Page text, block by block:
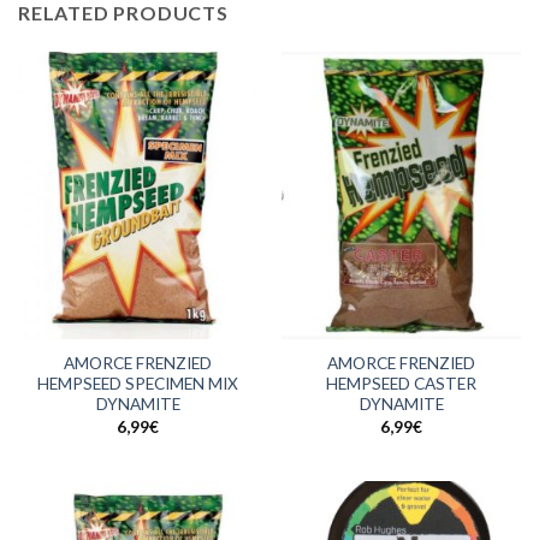
RELATED PRODUCTS
AMORCE FRENZIED
HEMPSEED SPECIMEN MIX
DYNAMITE
6,99€
AMORCE FRENZIED
HEMPSEED CASTER
DYNAMITE
6,99€